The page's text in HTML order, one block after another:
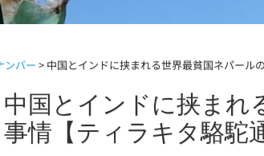
ンバー > 中国とインドに挟まれる世界最貧国ネパール
中国とインドに挟まれ
事情【ティラキタ駱駝